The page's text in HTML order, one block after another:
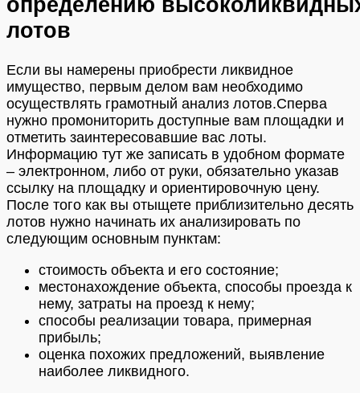
лотов
Если вы намерены приобрести ликвидное
имущество, первым делом вам необходимо
осуществлять грамотный анализ лотов.Сперва
нужно промониторить доступные вам площадки и
отметить заинтересовавшие вас лоты.
Информацию тут же записать в удобном формате
– электронном, либо от руки, обязательно указав
ссылку на площадку и ориентировочную цену.
После того как вы отыщете приблизительно десять
лотов нужно начинать их анализировать по
следующим основным пунктам:
стоимость объекта и его состояние;
местонахождение объекта, способы проезда к
нему, затраты на проезд к нему;
способы реализации товара, примерная
прибыль;
оценка похожих предложений, выявление
наиболее ликвидного.